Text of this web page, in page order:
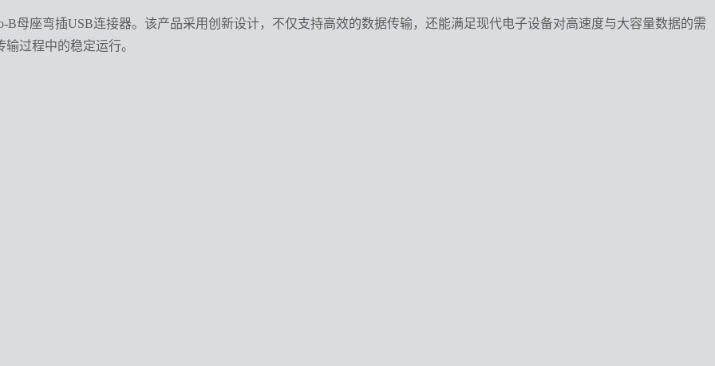
母座弯插USB连接器。该产品采用创新设计，不仅支持高效的数据传输，还能满足现代电子设备对高速度与大容量数据的需
过程中的稳定运行。